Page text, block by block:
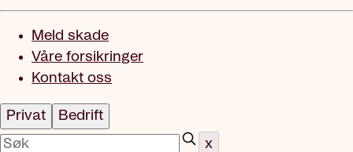
Meld skade
Våre forsikringer
Kontakt oss
Privat
Bedrift
x